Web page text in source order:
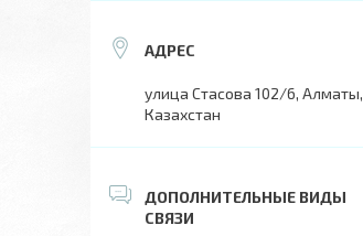
улица Стасова 102/6, Алматы,
Казахстан